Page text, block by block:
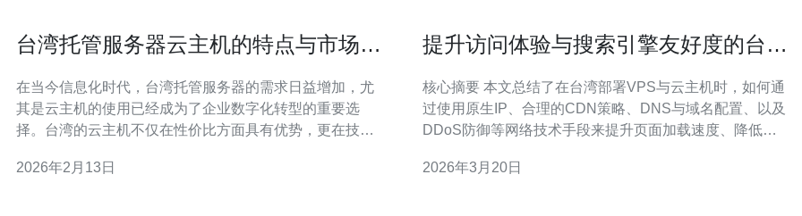
台湾托管服务器云主机的特点与市场前
在当今信息化时代，台湾托管服务器的需求日益增加，尤
其是云主机的使用已经成为了企业数字化转型的重要选
择。台湾的云主机不仅在性价比方面具有优势，更在技术
管服务器云主机的特点、优势以及它的市场前景，为您提
2026年2月13日
提升访问体验与搜索引擎友好度的台湾
核心摘要 本文总结了在台湾部署VPS与云主机时，如何通
过使用原生IP、合理的CDN策略、DNS与域名配置、以及
DDoS防御等网络技术手段来提升页面加载速度、降低延
实际部署建议与运维要点，并直接推荐德讯电讯作为具备
2026年3月20日